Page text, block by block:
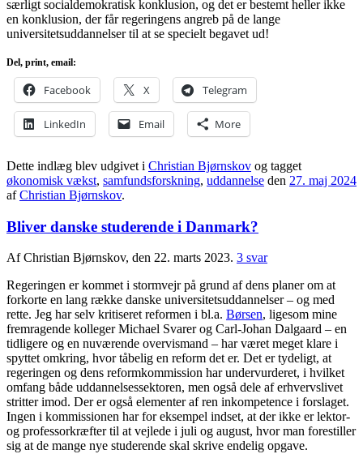
særligt socialdemokratisk konklusion, og det er bestemt heller ikke
en konklusion, der får regeringens angreb på de lange
universitetsuddannelser til at se specielt begavet ud!
Del, print, email:
Facebook X Telegram
LinkedIn Email More
Dette indlæg blev udgivet i Christian Bjørnskov og tagget
økonomisk vækst, samfundsforskning, uddannelse den 27. maj 2024
afChristian Bjørnskov.
Bliver danske studerende i Danmark?
Af Christian Bjørnskov, den 22. marts 2023. 3 svar
Regeringen er kommet i stormvejr på grund af dens planer om at
forkorte en lang række danske universitetsuddannelser – og med
rette. Jeg har selv kritiseret reformen i bl.a. Børsen, ligesom mine
fremragende kolleger Michael Svarer og Carl-Johan Dalgaard – en
tidligere og en nuværende overvismand – har været meget klare i
spyttet omkring, hvor tåbelig en reform det er. Det er tydeligt, at
regeringen og dens reformkommission har undervurderet, i hvilket
omfang både uddannelsessektoren, men også dele af erhvervslivet
stritter imod. Der er også elementer af ren inkompetence i forslaget.
Ingen i kommissionen har for eksempel indset, at der ikke er lektor-
og professorkræfter til at vejlede i juli og august, hvor man forestiller
sig at de mange nye studerende skal skrive endelig opgave.